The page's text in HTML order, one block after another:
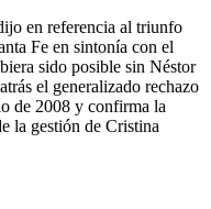
en referencia al triunfo
Fe en sintonía con el
sido posible sin Néstor
el generalizado rechazo
de 2008 y confirma la
la gestión de Cristina